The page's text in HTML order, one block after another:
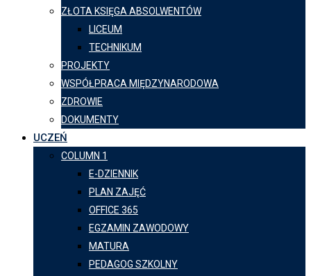
ZŁOTA KSIĘGA ABSOLWENTÓW
LICEUM
TECHNIKUM
PROJEKTY
WSPÓŁPRACA MIĘDZYNARODOWA
ZDROWIE
DOKUMENTY
UCZEŃ
COLUMN 1
E-DZIENNIK
PLAN ZAJĘĆ
OFFICE 365
EGZAMIN ZAWODOWY
MATURA
PEDAGOG SZKOLNY